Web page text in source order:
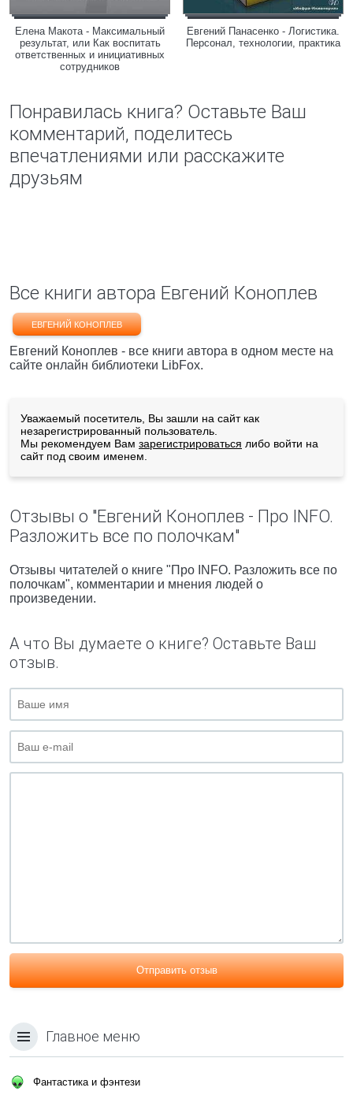
Елена Макота - Максимальный
результат, или Как воспитать
ответственных и инициативных
сотрудников
Евгений Панасенко - Логистика.
Персонал, технологии, практика
Понравилась книга? Оставьте Ваш
комментарий, поделитесь
впечатлениями или расскажите
друзьям
Все книги автора Евгений Коноплев
ЕВГЕНИЙ КОНОПЛЕВ
Евгений Коноплев - все книги автора в одном месте на
сайте онлайн библиотеки LibFox.
Уважаемый посетитель, Вы зашли на сайт как
незарегистрированный пользователь.
Мы рекомендуем Вам зарегистрироваться либо войти на
сайт под своим именем.
Отзывы о "Евгений Коноплев - Про INFO.
Разложить все по полочкам"
Отзывы читателей о книге "Про INFO. Разложить все по
полочкам", комментарии и мнения людей о
произведении.
А что Вы думаете о книге? Оставьте Ваш
отзыв.
Отправить отзыв
Главное меню
Фантастика и фэнтези